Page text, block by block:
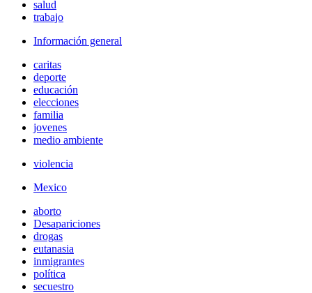
salud
trabajo
Información general
caritas
deporte
educación
elecciones
familia
jovenes
medio ambiente
violencia
Mexico
aborto
Desapariciones
drogas
eutanasia
inmigrantes
política
secuestro